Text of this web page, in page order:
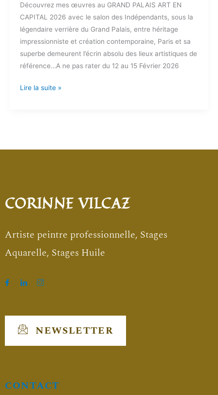
Découvrez mes œuvres au GRAND PALAIS ART EN
CAPITAL 2026 avec le salon des Indépendants, sous la
légendaire verrière du Grand Palais, entre héritage
impressionniste et création contemporaine, Paris et sa
superbe demeurent l’écrin absolu des lieux artistiques de
référence…A ne pas rater du 12 au 15 Février 2026
Lire la suite »
CORINNE VILCAZ
Artiste peintre professionnelle, Stages
Aquarelle, Stages Huile
NEWSLETTER
CONTACT